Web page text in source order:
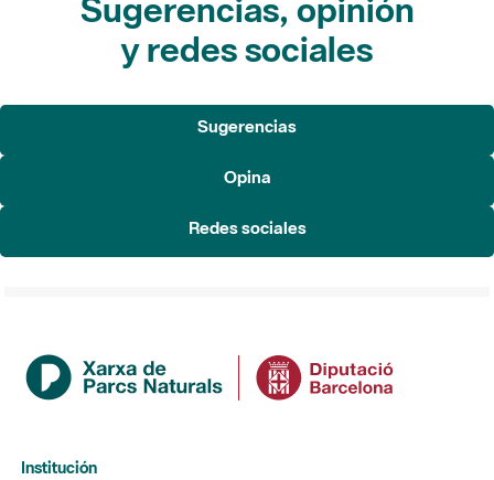
y redes sociales
Sugerencias
Opina
Redes sociales
Institución